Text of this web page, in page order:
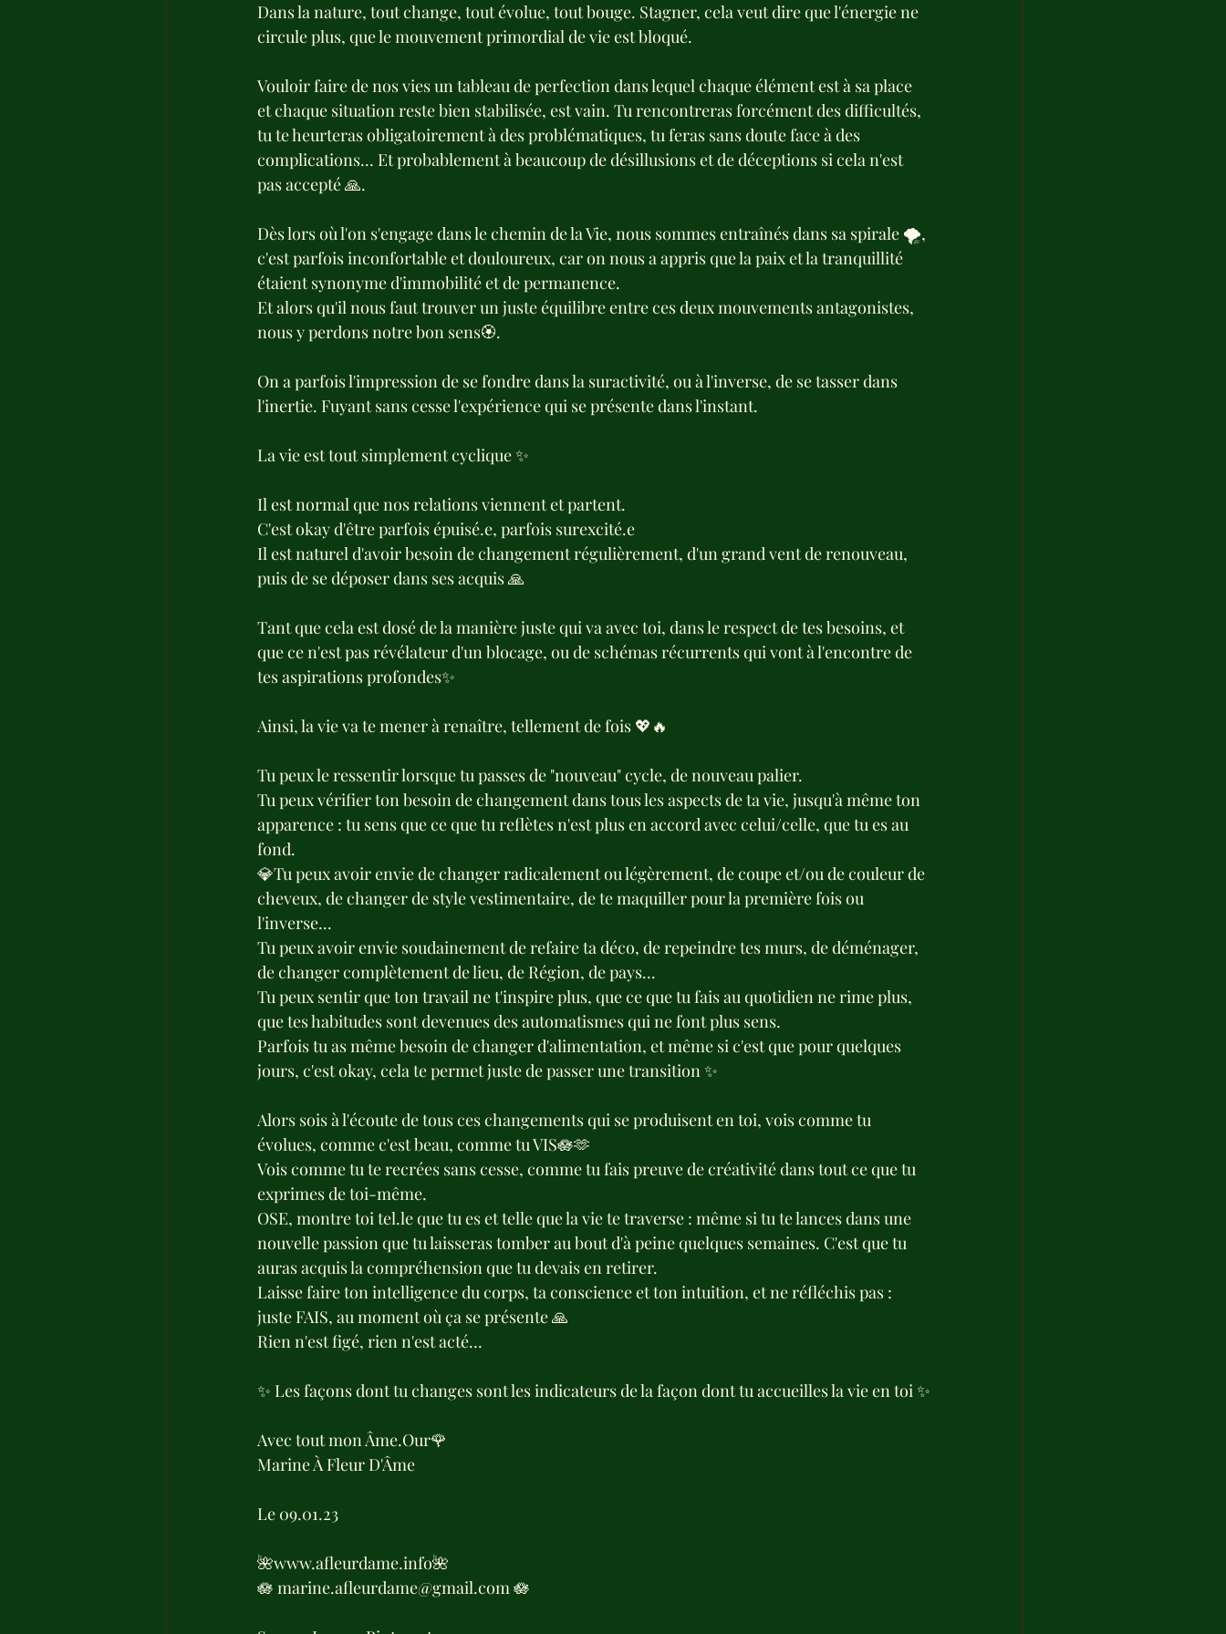
Dans la nature, tout change, tout évolue, tout bouge. Stagner, cela veut dire que l'énergie ne
circule plus, que le mouvement primordial de vie est bloqué.
Vouloir faire de nos vies un tableau de perfection dans lequel chaque élément est à sa place
et chaque situation reste bien stabilisée, est vain. Tu rencontreras forcément des difficultés,
tu te heurteras obligatoirement à des problématiques, tu feras sans doute face à des
complications... Et probablement à beaucoup de désillusions et de déceptions si cela n'est
pas accepté 🙏.
Dès lors où l'on s'engage dans le chemin de la Vie, nous sommes entraînés dans sa spirale 🌪️,
c'est parfois inconfortable et douloureux, car on nous a appris que la paix et la tranquillité
étaient synonyme d'immobilité et de permanence.
Et alors qu'il nous faut trouver un juste équilibre entre ces deux mouvements antagonistes,
nous y perdons notre bon sens🏵️.
On a parfois l'impression de se fondre dans la suractivité, ou à l'inverse, de se tasser dans
l'inertie. Fuyant sans cesse l'expérience qui se présente dans l'instant.
La vie est tout simplement cyclique ✨
Il est normal que nos relations viennent et partent.
C'est okay d'être parfois épuisé.e, parfois surexcité.e
Il est naturel d'avoir besoin de changement régulièrement, d'un grand vent de renouveau,
puis de se déposer dans ses acquis 🙏
Tant que cela est dosé de la manière juste qui va avec toi, dans le respect de tes besoins, et
que ce n'est pas révélateur d'un blocage, ou de schémas récurrents qui vont à l'encontre de
tes aspirations profondes✨
Ainsi, la vie va te mener à renaître, tellement de fois 💖🔥
Tu peux le ressentir lorsque tu passes de "nouveau" cycle, de nouveau palier.
Tu peux vérifier ton besoin de changement dans tous les aspects de ta vie, jusqu'à même ton
apparence : tu sens que ce que tu reflètes n'est plus en accord avec celui/celle, que tu es au
fond.
💎Tu peux avoir envie de changer radicalement ou légèrement, de coupe et/ou de couleur de
cheveux, de changer de style vestimentaire, de te maquiller pour la première fois ou
l'inverse...
Tu peux avoir envie soudainement de refaire ta déco, de repeindre tes murs, de déménager,
de changer complètement de lieu, de Région, de pays...
Tu peux sentir que ton travail ne t'inspire plus, que ce que tu fais au quotidien ne rime plus,
que tes habitudes sont devenues des automatismes qui ne font plus sens.
Parfois tu as même besoin de changer d'alimentation, et même si c'est que pour quelques
jours, c'est okay, cela te permet juste de passer une transition ✨
Alors sois à l'écoute de tous ces changements qui se produisent en toi, vois comme tu
évolues, comme c'est beau, comme tu VIS🪷🫶
Vois comme tu te recrées sans cesse, comme tu fais preuve de créativité dans tout ce que tu
exprimes de toi-même.
OSE, montre toi tel.le que tu es et telle que la vie te traverse : même si tu te lances dans une
nouvelle passion que tu laisseras tomber au bout d'à peine quelques semaines. C'est que tu
auras acquis la compréhension que tu devais en retirer.
Laisse faire ton intelligence du corps, ta conscience et ton intuition, et ne réfléchis pas :
juste FAIS, au moment où ça se présente 🙏
Rien n'est figé, rien n'est acté...
✨ Les façons dont tu changes sont les indicateurs de la façon dont tu accueilles la vie en toi ✨
Avec tout mon Âme.Our🌹
Marine À Fleur D'Âme
Le 09.01.23
🌺www.afleurdame.info🌺
🪷 marine.afleurdame@gmail.com 🪷